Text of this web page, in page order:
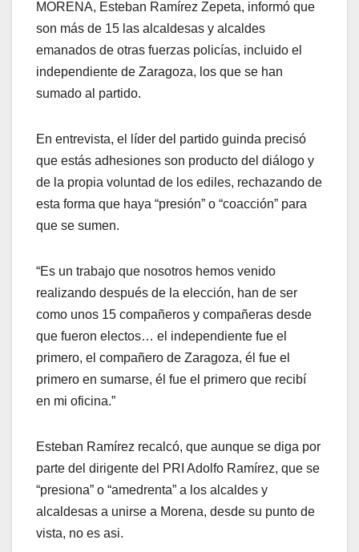
MORENA, Esteban Ramírez Zepeta, informó que
son más de 15 las alcaldesas y alcaldes
emanados de otras fuerzas policías, incluido el
independiente de Zaragoza, los que se han
sumado al partido.
En entrevista, el líder del partido guinda precisó
que estás adhesiones son producto del diálogo y
de la propia voluntad de los ediles, rechazando de
esta forma que haya “presión” o “coacción” para
que se sumen.
“Es un trabajo que nosotros hemos venido
realizando después de la elección, han de ser
como unos 15 compañeros y compañeras desde
que fueron electos… el independiente fue el
primero, el compañero de Zaragoza, él fue el
primero en sumarse, él fue el primero que recibí
en mi oficina.”
Esteban Ramírez recalcó, que aunque se diga por
parte del dirigente del PRI Adolfo Ramírez, que se
“presiona” o “amedrenta” a los alcaldes y
alcaldesas a unirse a Morena, desde su punto de
vista, no es asi.